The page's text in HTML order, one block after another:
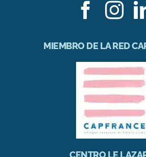
MIEMBRO DE LA RED
CENTRO LE